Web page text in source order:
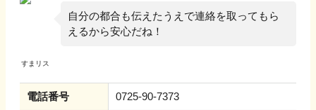
自分の都合も伝えたうえで連絡を取ってもら
えるから安心だね！
電話番号 0725-90-7373